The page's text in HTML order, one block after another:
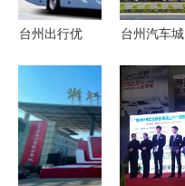
台州出行优
车租赁9
座、11座、
18-55座车
型全解析
台州汽车城
锚定五千亿
产值目标，
构筑区域产
业新高地